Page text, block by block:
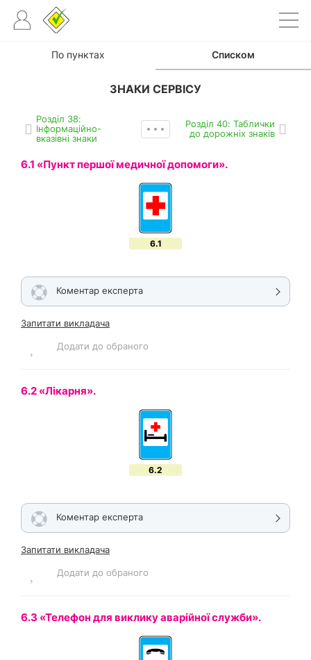
По пунктах Списком
ЗНАКИ СЕРВІСУ
Роздiл 38:
Інформаційно-
вказівні знаки
Роздiл 40: Таблички
до дорожніх знаків
6.1 «Пункт першої медичної допомоги».
6.1
Коментар експерта
Запитати викладача
Додати до обраного
6.2 «Лікарня».
6.2
Коментар експерта
Запитати викладача
Додати до обраного
6.3 «Телефон для виклику аварійної служби».